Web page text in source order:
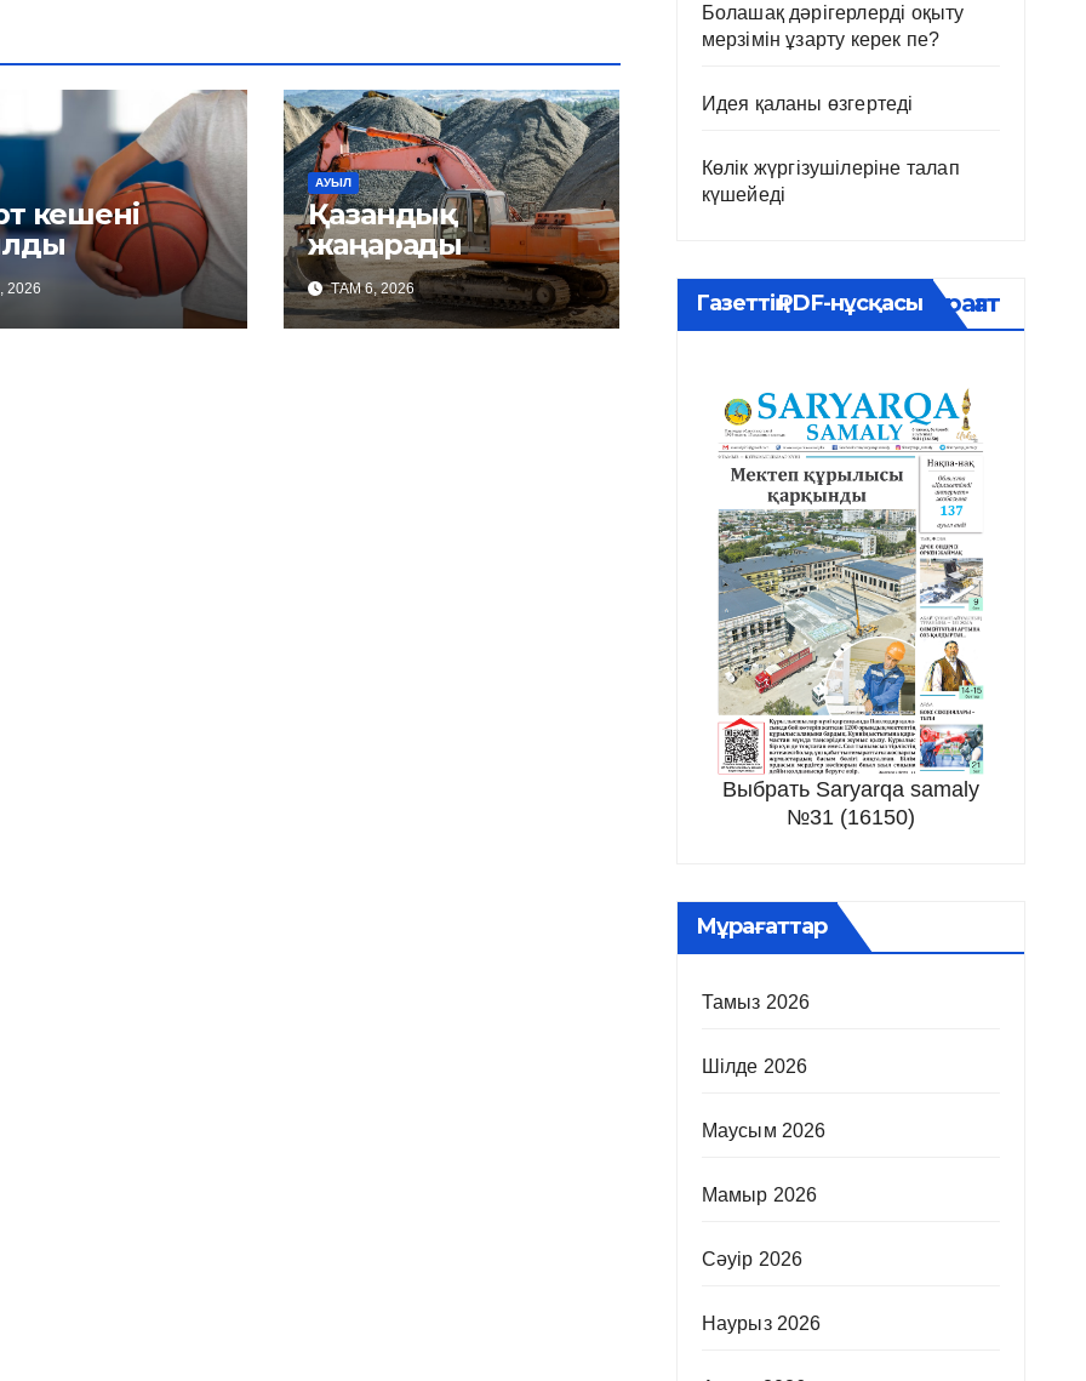
кешені
2026
АУЫЛ
Қазандық
жаңарады
ТАМ 6, 2026
Болашақ дәрігерлерді оқыту
мерзімін ұзарту керек пе?
Идея қаланы өзгертеді
Көлік жүргізушілеріне талап
күшейеді
Газеттің PDF-нұсқасыМұрағат
Выбрать Saryarqa samaly
№31 (16150)
Мұрағаттар
Тамыз 2026
Шілде 2026
Маусым 2026
Мамыр 2026
Сәуір 2026
Наурыз 2026